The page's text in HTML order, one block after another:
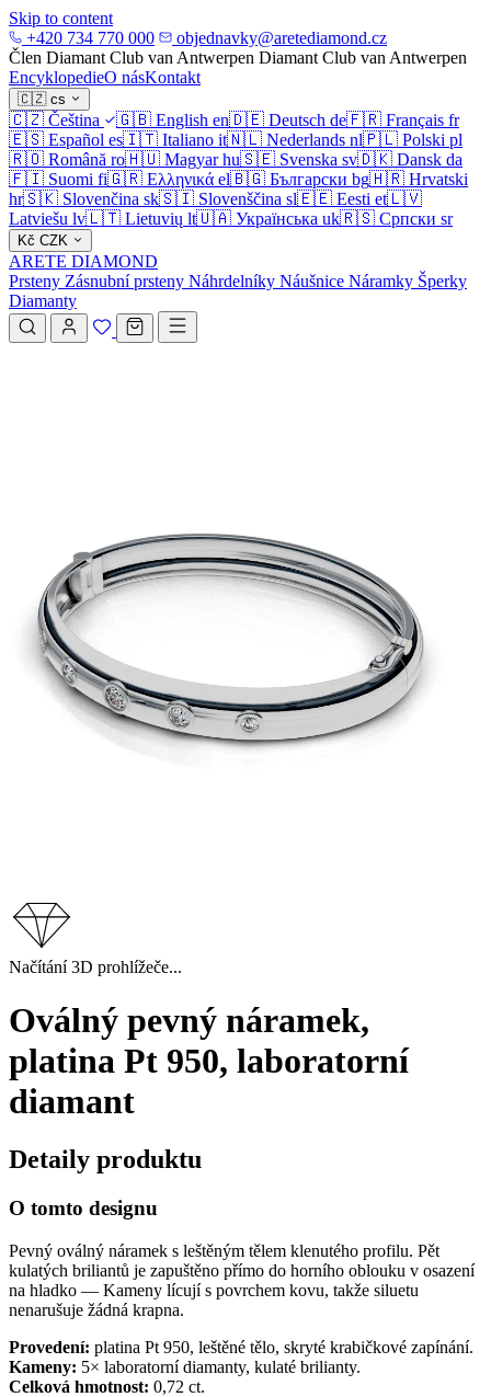
Skip to content
+420 734 770 000
objednavky@aretediamond.cz
Člen Diamant Club van Antwerpen Diamant Club van Antwerpen
EncyklopedieO násKontakt
🇨🇿 cs
🇨🇿 Čeština 🇬🇧 English en🇩🇪 Deutsch de🇫🇷 Français fr
🇪🇸 Español es🇮🇹 Italiano it🇳🇱 Nederlands nl🇵🇱 Polski pl
🇷🇴 Română ro🇭🇺 Magyar hu🇸🇪 Svenska sv🇩🇰 Dansk da
🇫🇮 Suomi fi🇬🇷 Ελληνικά el🇧🇬 Български bg🇭🇷 Hrvatski
hr🇸🇰 Slovenčina sk🇸🇮 Slovenščina sl🇪🇪 Eesti et🇱🇻
Latviešu lv🇱🇹 Lietuvių lt🇺🇦 Українська uk🇷🇸 Српски sr
Kč CZK
ARETE DIAMOND
Prsteny Zásnubní prsteny Náhrdelníky Náušnice Náramky Šperky
Diamanty
Načítání 3D prohlížeče...
Oválný pevný náramek,
platina Pt 950, laboratorní
diamant
Detaily produktu
O tomto designu
Pevný oválný náramek s leštěným tělem klenutého profilu. Pět
kulatých briliantů je zapuštěno přímo do horního oblouku v osazení
na hladko — Kameny lícují s povrchem kovu, takže siluetu
nenarušuje žádná krapna.
Provedení: platina Pt 950, leštěné tělo, skryté krabičkové zapínání.
Kameny: 5× laboratorní diamanty, kulaté brilianty.
Celková hmotnost: 0,72 ct.